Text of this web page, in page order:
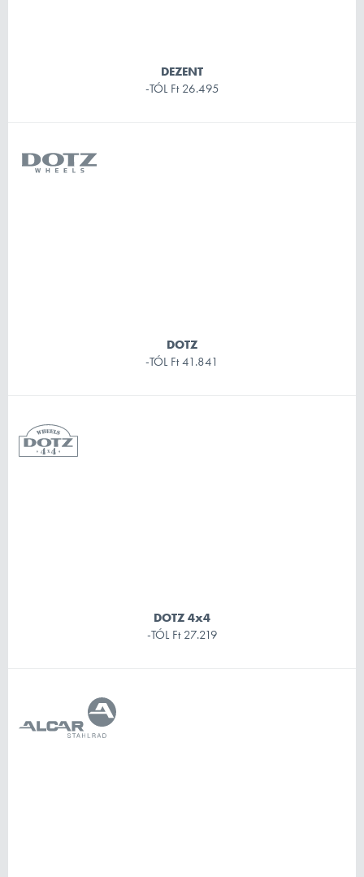
DEZENT
-TÓL Ft 26.495
DOTZ
-TÓL Ft 41.841
DOTZ 4x4
-TÓL Ft 27.219